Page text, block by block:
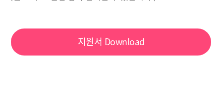
지원서 Download